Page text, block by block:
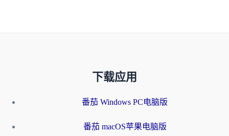
下载应用
番茄 Windows PC电脑版
番茄 macOS苹果电脑版